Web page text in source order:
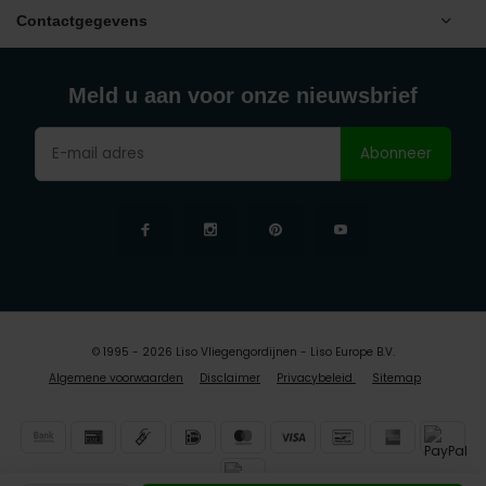
Contactgegevens
Meld u aan voor onze nieuwsbrief
Abonneer
Algemene voorwaarden Disclaimer Privacybeleid Sitemap
© 1995 - 2026 Liso Vliegengordijnen - Liso Europe B.V.